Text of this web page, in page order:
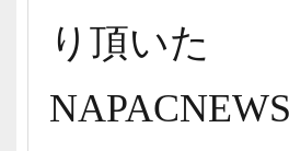
り頂いた